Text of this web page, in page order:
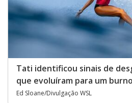
Tati identificou sinais de
que evoluíram para um
Ed Sloane/Divulgação WSL